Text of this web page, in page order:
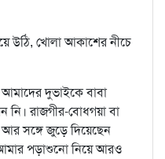
উঠি, খোলা আকাশের নীচে
দুভাইকে বাবা
নি। রাজগীর-বোধগয়া বা
সঙ্গে জুড়ে দিয়েছেন
পড়াশুনো নিয়ে আরও